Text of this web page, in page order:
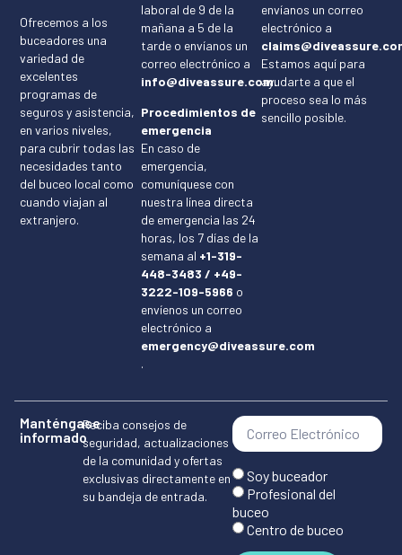
Ofrecemos a los
buceadores una
variedad de
excelentes
programas de
seguros y asistencia,
en varios niveles,
para cubrir todas las
necesidades tanto
del buceo local como
cuando viajan al
extranjero.
laboral de 9 de la
mañana a 5 de la
tarde o envíanos un
correo electrónico a
info@diveassure.com.
Procedimientos de
emergencia
En caso de
emergencia,
comuníquese con
nuestra línea directa
de emergencia las 24
horas, los 7 días de la
semana al +1-319-
448-3483 / +49-
3222-109-5966 o
envíenos un correo
electrónico a
emergency@diveassure.com
.
envíanos un correo
electrónico a
Estamos aquí para
ayudarte a que el
proceso sea lo más
sencillo posible.
Manténgase
informado
Reciba consejos de
seguridad, actualizaciones
de la comunidad y ofertas
exclusivas directamente en
su bandeja de entrada.
Soy buceador
Profesional del
buceo
Centro de buceo